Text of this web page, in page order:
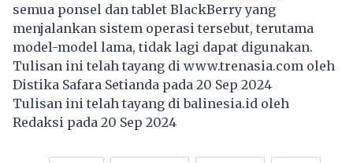
semua ponsel dan tablet BlackBerry yang
menjalankan sistem operasi tersebut, terutama
model-model lama, tidak lagi dapat digunakan.
Tulisan ini telah tayang di www.trenasia.com oleh
Distika Safara Setianda pada 20 Sep 2024
Tulisan ini telah tayang dibalinesia.id oleh
Redaksi pada 20 Sep 2024